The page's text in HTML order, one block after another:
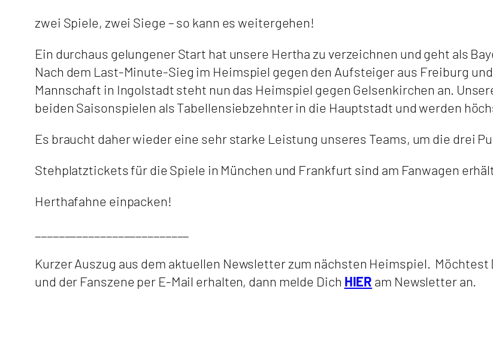
zwei Spiele, zwei Siege – so kann es weitergehen!
Ein durchaus gelungener Start hat unsere Hertha zu verzeichnen und geht als
Nach dem Last-Minute-Sieg im Heimspiel gegen den Aufsteiger aus Freiburg
Mannschaft in Ingolstadt steht nun das Heimspiel gegen Gelsenkirchen an.
beiden Saisonspielen als Tabellensiebzehnter in die Hauptstadt und werden
Es braucht daher wieder eine sehr starke Leistung unseres Teams, um die drei
Stehplatztickets für die Spiele in München und Frankfurt sind am Fanwagen
Herthafahne einpacken!
Kurzer Auszug aus dem aktuellen Newsletter zum nächsten Heimspiel. Möchtest
und der Fanszene per E-Mail erhalten, dann melde Dich HIER am Newsletter an.